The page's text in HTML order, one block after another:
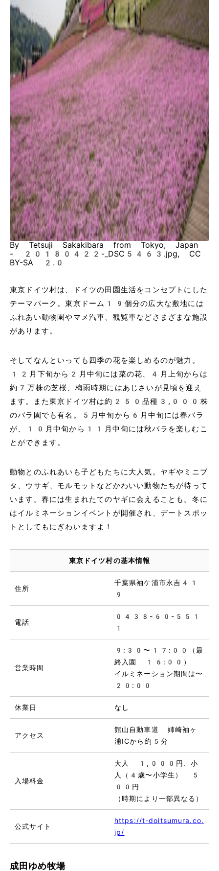
By Tetsuji Sakakibara from Tokyo, Japan
- 20180422-_DSC5463.jpg, CC
BY-SA 2.0
東京ドイツ村は、ドイツの田園生活をコンセプトにした
テーマパーク。東京ドーム19個分の広大な敷地には
ふれあい動物園やマメ汽車、観覧車などさまざまな施設
があります。
そしてなんといっても四季の花を楽しめるのが魅力。
12月下旬から2月中旬には菜の花、4月上旬からは
約7万株の芝桜、梅雨時期にはあじさいが見頃を迎え
ます。また東京ドイツ村は約250品種3,000株
のバラ園でも有名。5月中旬から6月中旬には春バラ
が、10月中旬から11月中旬には秋バラを楽しむこ
とができます。
動物とのふれあいも子どもたちに大人気。ヤギやミニブ
タ、ウサギ、モルモットなどかわいい動物たちが待って
います。春には生まれたてのヤギに会えることも。冬に
はイルミネーションイベントが開催され、デートスポッ
トとしてもにぎわいますよ！
東京ドイツ村の基本情報
住所
千葉県袖ケ浦市永吉41
9
電話
0438-60-551
1
営業時間
9:30〜17:00（最
終入園 16:00）
イルミネーション期間は〜
20:00
休業日 なし
アクセス
館山自動車道 姉崎袖ヶ
浦ICから約5分
入場料金
大人 1,000円、小
人（4歳〜小学生） 5
00円
（時期により一部異なる）
公式サイト
https://t-doitsumura.co.
jp/
成田ゆめ牧場